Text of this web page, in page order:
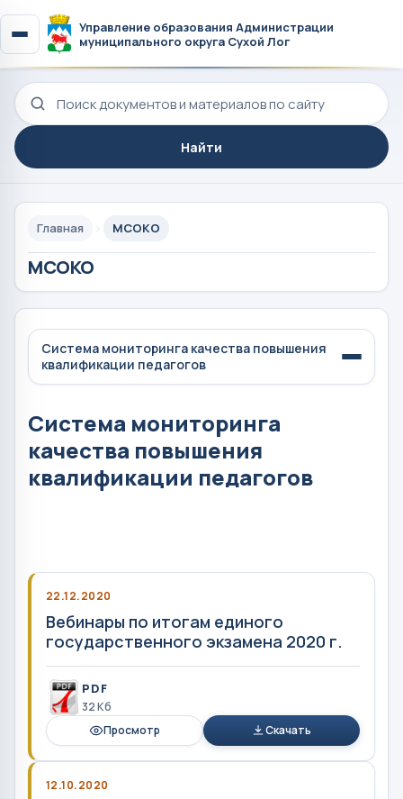
Управление образования Администрации
муниципального округа Сухой Лог
Поиск по сайту
Найти
Главная МСОКО
МСОКО
Система мониторинга качества повышения
квалификации педагогов
Система мониторинга
качества повышения
квалификации педагогов
22.12.2020
Вебинары по итогам единого
государственного экзамена 2020 г.
PDF
32 Кб
Просмотр
Скачать
12.10.2020